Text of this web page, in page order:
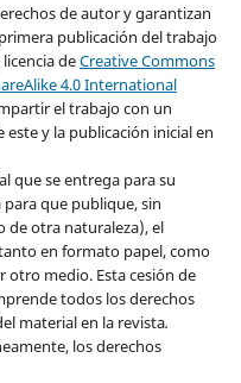
de autor y garantizan
publicación del trabajo
deCreative Commons
4.0 International
el trabajo con un
y la publicación inicial en
que se entrega para su
que publique, sin
de otra naturaleza), el
en formato papel, como
otro medio. Esta cesión de
todos los derechos
material en la revista.
los derechos